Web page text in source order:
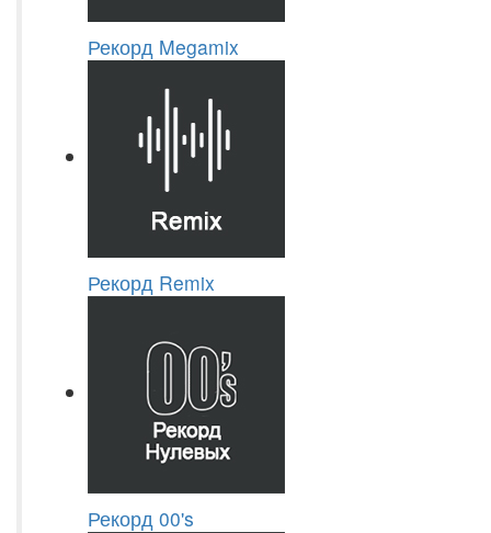
Рекорд Megamix
Рекорд Remix
Рекорд 00's